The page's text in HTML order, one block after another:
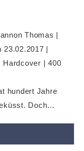
Thomas |
23.02.2017 |
Hardcover | 400
hundert Jahre
Doch…